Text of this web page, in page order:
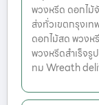
พวงหรีด ดอกไม้
ส่งทั่วเขตกรุงเ
ดอกไม้สด พวงห
พวงหรีดสำเร็จ
ทม Wreath